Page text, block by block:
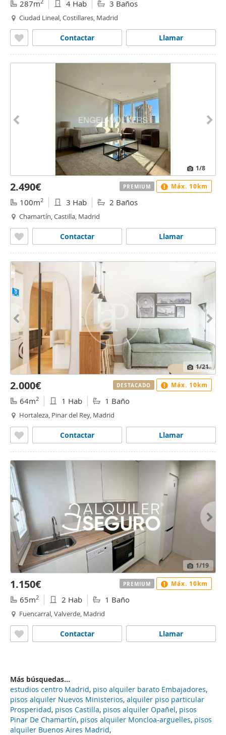
287m 4 Hab 3 Baños
Ciudad Lineal, Costillares, Madrid
Llamar
Contactar
1/8
2.490€
100m2 3 Hab 2 Baños
Chamartín, Castilla, Madrid
Llamar
Contactar
PREMIUM Máx. 10km
1/21
2.000€
64m2 1 Hab 1 Baño
Hortaleza, Pinar del Rey, Madrid
Llamar
Contactar
DESTACADO Máx. 10km
1/19
1.150€
65m2 2 Hab 1 Baño
Fuencarral, Valverde, Madrid
Llamar
Contactar
PREMIUM Máx. 10km
Más búsquedas...
estudios centro Madrid, piso alquiler barato Embajadores,
pisos alquiler Nuevos Ministerios, alquiler piso particular
Prosperidad, pisos Castilla, pisos alquiler Opañel, pisos
Pinar De Chamartín, pisos alquiler Moncloa-arguelles, pisos
alquiler Buenos Aires Madrid,